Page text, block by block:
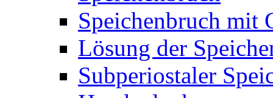
Speichenbruch mit
Lösung der
Subperiostaler